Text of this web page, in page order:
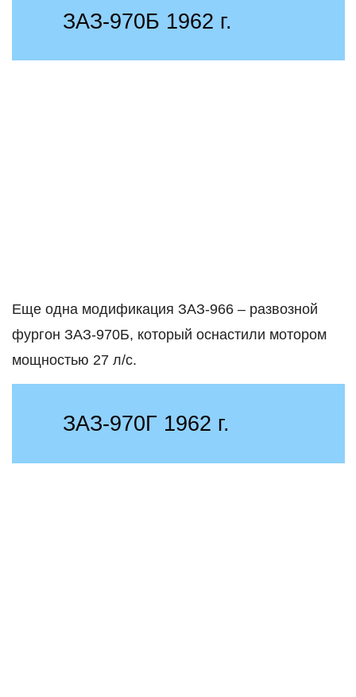
ЗАЗ-970Б 1962 г.
Еще одна модификация ЗАЗ-966 – развозной
фургон ЗАЗ-970Б, который оснастили мотором
мощностью 27 л/с.
ЗАЗ-970Г 1962 г.